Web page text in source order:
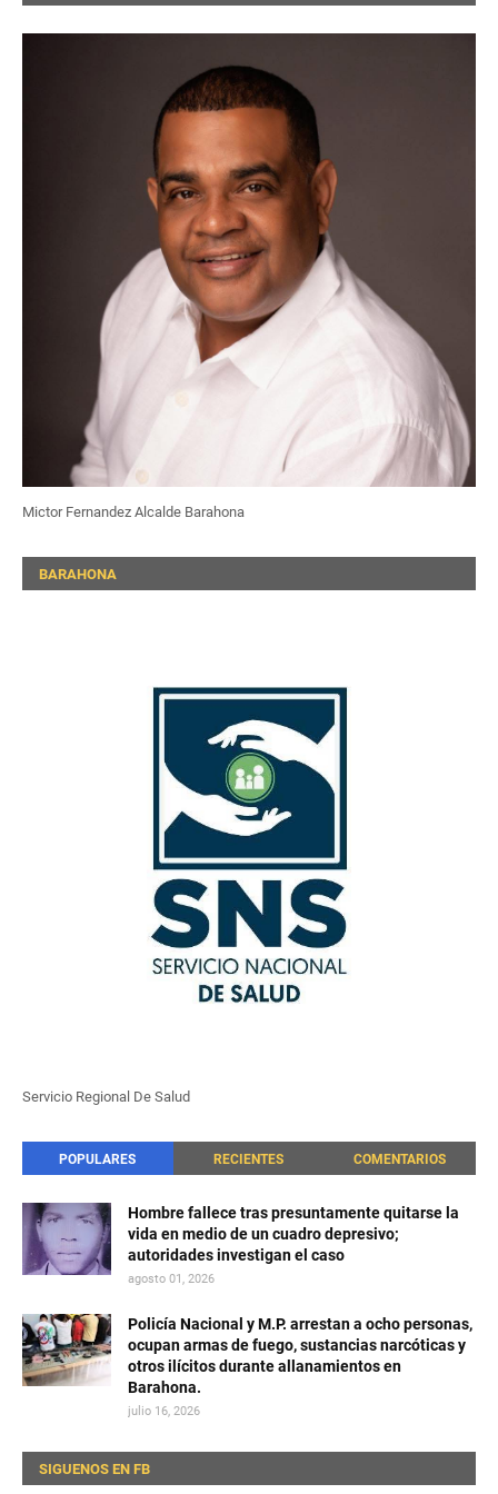
Mictor Fernandez Alcalde Barahona
BARAHONA
Servicio Regional De Salud
POPULARES RECIENTES COMENTARIOS
Hombre fallece tras presuntamente quitarse la
vida en medio de un cuadro depresivo;
autoridades investigan el caso
agosto 01, 2026
Policía Nacional y M.P. arrestan a ocho personas,
ocupan armas de fuego, sustancias narcóticas y
otros ilícitos durante allanamientos en
Barahona.
julio 16, 2026
SIGUENOS EN FB